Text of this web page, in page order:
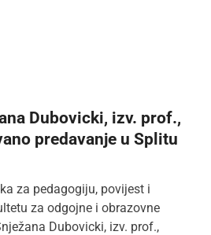
Dubovicki, izv. prof.,
predavanje u Splitu
za pedagogiju, povijest i
za odgojne i obrazovne
Dubovicki, izv. prof.,